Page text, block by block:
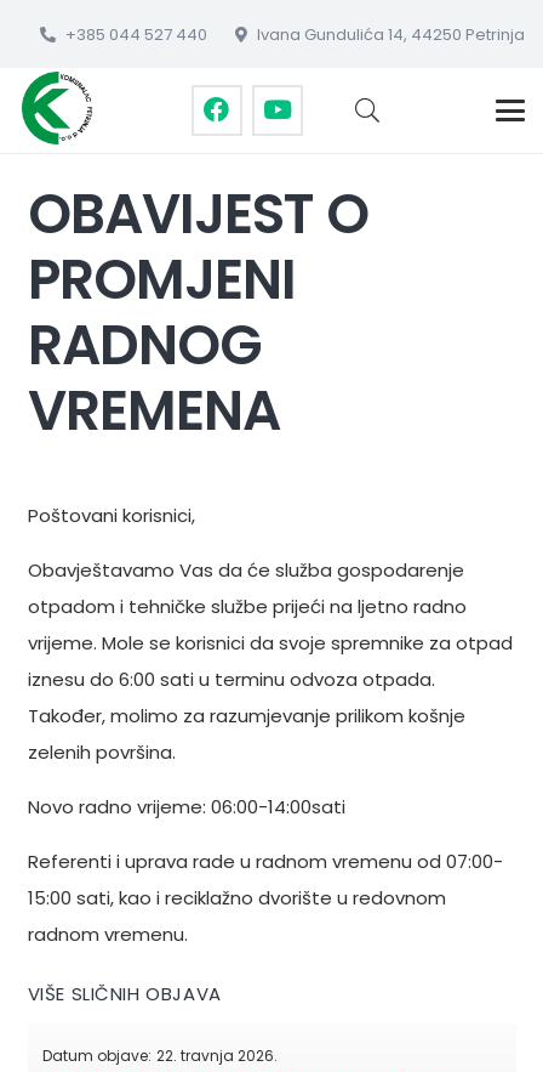
+385 044 527 440 Ivana Gundulića 14, 44250 Petrinja
OBAVIJEST O
PROMJENI
RADNOG
VREMENA
Poštovani korisnici,
Obavještavamo Vas da će služba gospodarenje
otpadom i tehničke službe prijeći na ljetno radno
vrijeme. Mole se korisnici da svoje spremnike za otpad
iznesu do 6:00 sati u terminu odvoza otpada.
Također, molimo za razumjevanje prilikom košnje
zelenih površina.
Novo radno vrijeme: 06:00-14:00sati
Referenti i uprava rade u radnom vremenu od 07:00-
15:00 sati, kao i reciklažno dvorište u redovnom
radnom vremenu.
VIŠE SLIČNIH OBJAVA
Datum objave: 22. travnja 2026.